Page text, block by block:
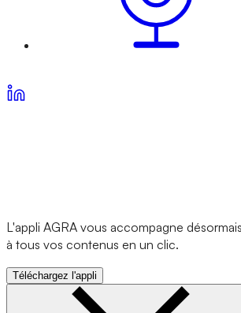
L'appli AGRA vous accompagne
à tous vos contenus en un clic.
Téléchargez l'appli